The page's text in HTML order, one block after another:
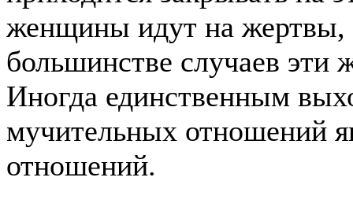
женщины идут на жертвы,
большинстве случаев эти
Иногда единственным
мучительных отношений
отношений.